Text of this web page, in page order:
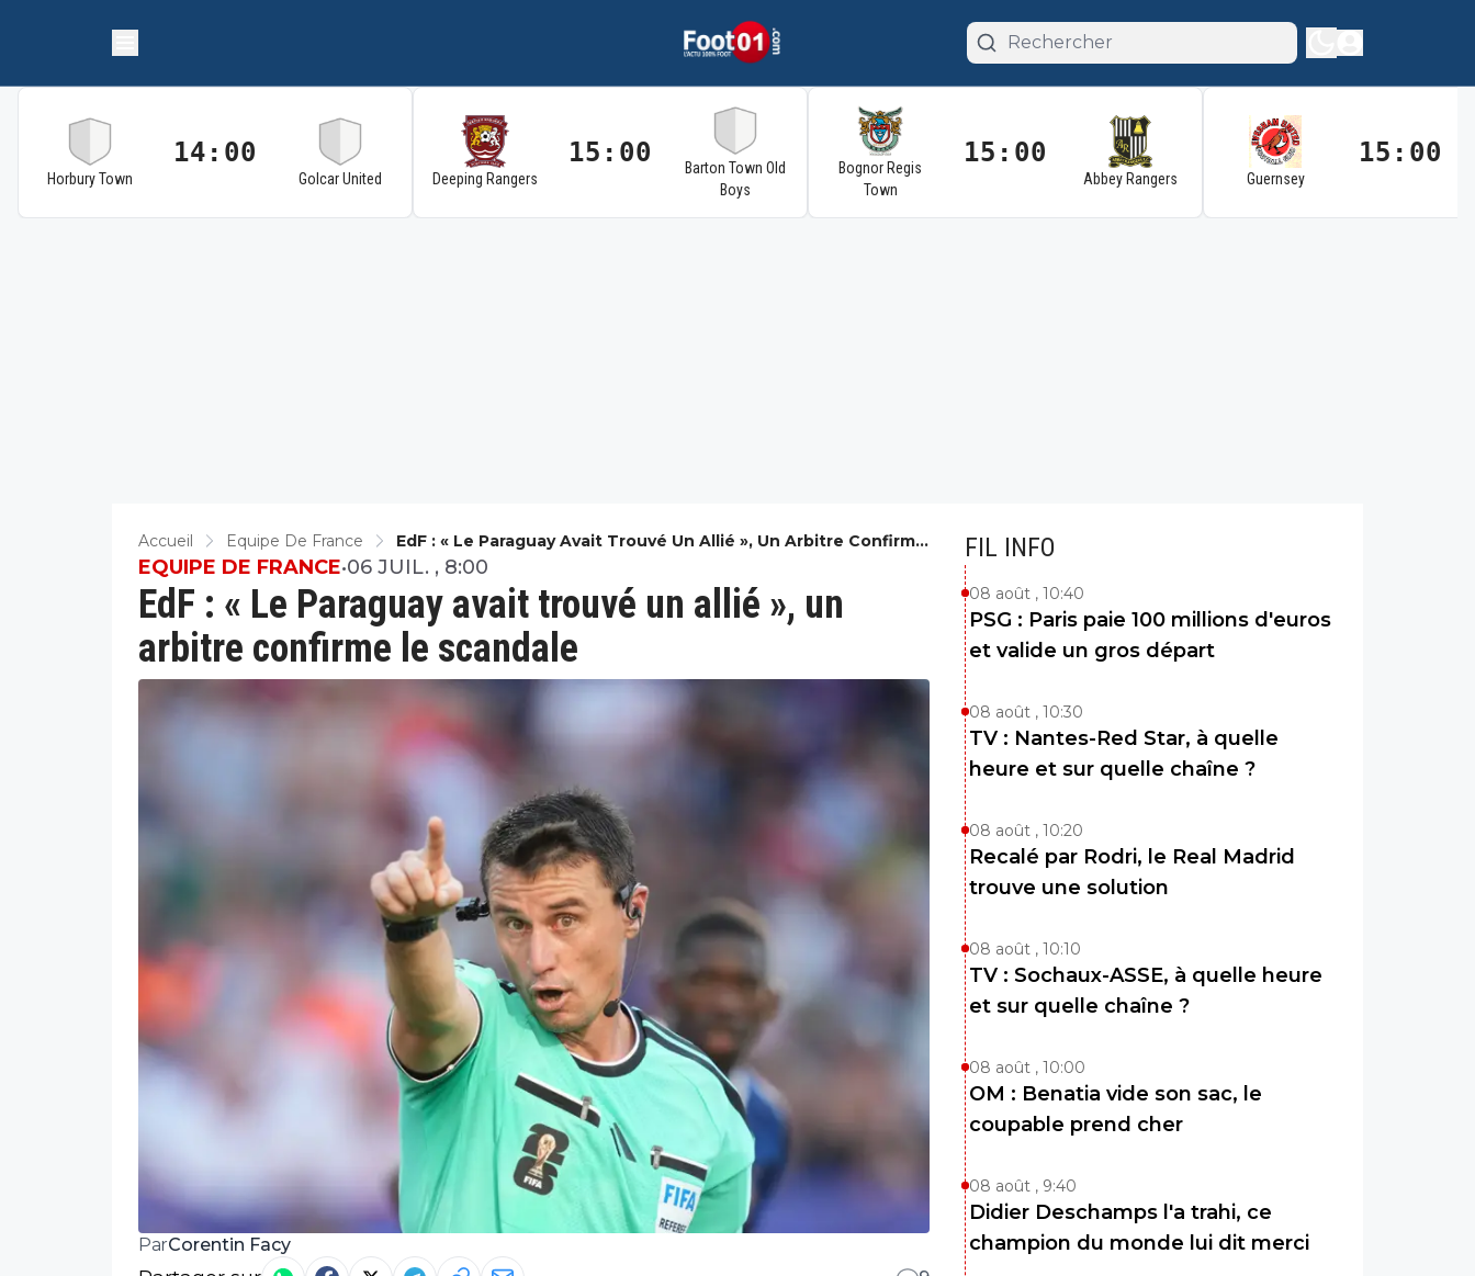
Horbury Town
14:00
Golcar United Deeping Rangers
15:00
Barton Town Old
Boys
Bognor Regis
Town
15:00
Abbey Rangers Guernsey
15:00
Accueil Equipe De France
EdF : « Le Paraguay Avait Trouvé Un Allié », Un Arbitre Confirme
Le Scandale
EdF : « Le Paraguay avait trouvé un allié », un
arbitre confirme le scandale
EQUIPE DE FRANCE•06 JUIL. , 8:00
ParCorentin Facy
FIL INFO
08 août , 10:40
PSG : Paris paie 100 millions d'euros
et valide un gros départ
08 août , 10:30
TV : Nantes-Red Star, à quelle
heure et sur quelle chaîne ?
08 août , 10:20
Recalé par Rodri, le Real Madrid
trouve une solution
08 août , 10:10
TV : Sochaux-ASSE, à quelle heure
et sur quelle chaîne ?
08 août , 10:00
OM : Benatia vide son sac, le
coupable prend cher
08 août , 9:40
Didier Deschamps l'a trahi, ce
champion du monde lui dit merci